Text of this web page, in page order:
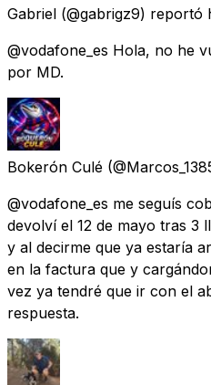
Gabriel (@gabrigz9) reportó
@vodafone_es Hola, no he
por MD.
Bokerón Culé
@vodafone_es me seguís
devolví el 12 de mayo tras 3
y al decirme que ya estaría
en la factura que y
vez ya tendré que ir con el
respuesta.